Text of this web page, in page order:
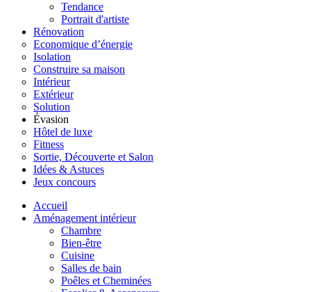
Tendance
Portrait d'artiste
Rénovation
Economique d’énergie
Isolation
Construire sa maison
Intérieur
Extérieur
Solution
Évasion
Hôtel de luxe
Fitness
Sortie, Découverte et Salon
Idées & Astuces
Jeux concours
Accueil
Aménagement intérieur
Chambre
Bien-être
Cuisine
Salles de bain
Poêles et Cheminées